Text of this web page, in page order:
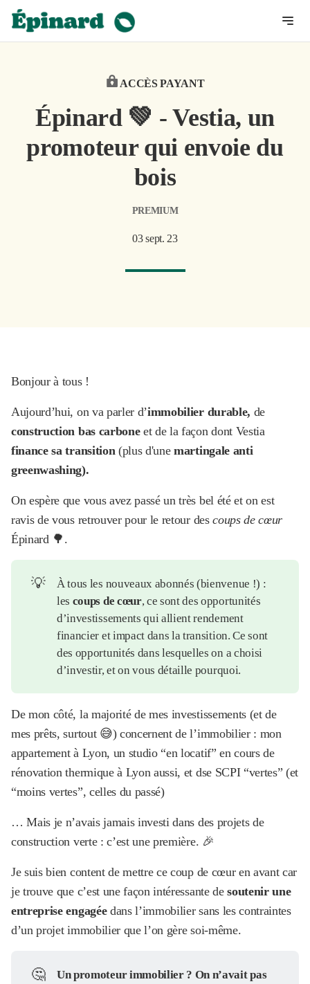
ACCÈS PAYANT
Épinard 💚 - Vestia, un
promoteur qui envoie du
bois
PREMIUM
03 sept. 23
Bonjour à tous !
Aujourd’hui, on va parler d’immobilier durable, de
construction bas carboneet de la façon dont Vestia
finance sa transition(plus d'unemartingale anti
greenwashing).
On espère que vous avez passé un très bel été et on est
ravis de vous retrouver pour le retour descoups de cœur
Épinard 🌳.
💡
À tous les nouveaux abonnés (bienvenue !) :
les coups de cœur, ce sont des opportunités
d’investissements qui allient rendement
financier et impact dans la transition. Ce sont
des opportunités dans lesquelles on a choisi
d’investir, et on vous détaille pourquoi.
De mon côté, la majorité de mes investissements (et de
mes prêts, surtout 😅) concernent de l’immobilier : mon
appartement à Lyon, un studio “en locatif” en cours de
rénovation thermique à Lyon aussi, et dse SCPI “vertes” (et
“moins vertes”, celles du passé)
… Mais je n’avais jamais investi dans des projets de
construction verte : c’est une première. 🎉
Je suis bien content de mettre ce coup de cœur en avant car
je trouve que c’est une façon intéressante desoutenir une
entreprise engagéedans l’immobilier sans les contraintes
d’un projet immobilier que l’on gère soi-même.
🤔
Un promoteur immobilier ? On n’avait pas